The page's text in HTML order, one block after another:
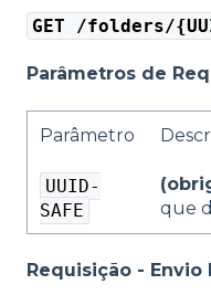
GET /folders/
Parâmetros de
Parâmetro
UUID-
SAFE
que
Requisição - Envio